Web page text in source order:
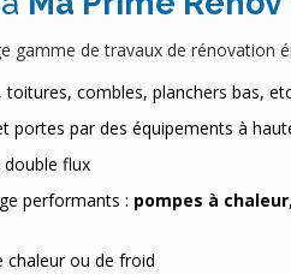
gamme de travaux de rénovation
combles, planchers bas,
portes par des équipements à
double flux
performants : pompes à chaleur,
chaleur ou de froid